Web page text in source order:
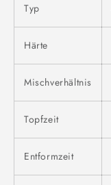
Typ
Härte
Mischverhältnis
Topfzeit
Entformzeit